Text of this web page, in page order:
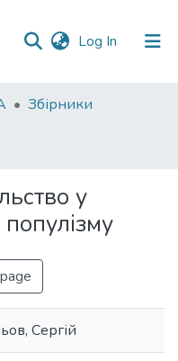
Log In (current)
Збірники
у
Сергій